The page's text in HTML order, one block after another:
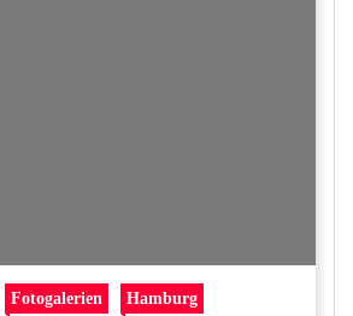
Fotogalerien Hamburg